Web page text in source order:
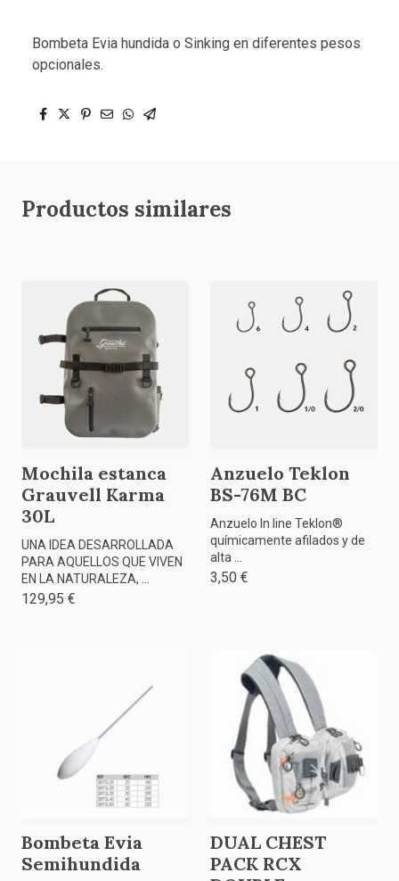
Bombeta Evia hundida o Sinking en diferentes pesos
opcionales.
Productos similares
Mochila estanca
Grauvell Karma
30L
UNA IDEA DESARROLLADA
PARA AQUELLOS QUE VIVEN
EN LA NATURALEZA, ...
129,95 €
Anzuelo Teklon
BS-76M BC
Anzuelo In line Teklon®
químicamente afilados y de
alta ...
3,50 €
Bombeta Evia
Semihundida
DUAL CHEST
PACK RCX